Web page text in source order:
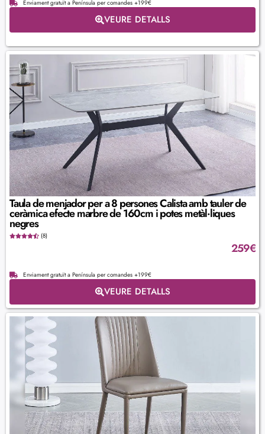
Enviament gratuït a Península per comandes +199€
VEURE DETALLS
Taula de menjador per a 8 persones Calista amb tauler de
ceràmica efecte marbre de 160cm i potes metàl·liques
negres
(8)
259€
Enviament gratuït a Península per comandes +199€
VEURE DETALLS